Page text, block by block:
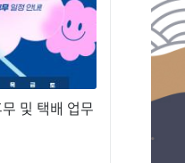
및 택배 업무